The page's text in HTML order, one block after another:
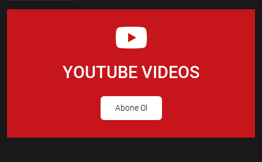
YOUTUBE VIDEOS
Abone Ol